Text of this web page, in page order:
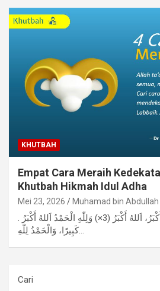
KHUTBAH
Empat Cara Meraih
Khutbah Hikmah Idul Adha
Mei 23, 2026 Muhamad bin
. اَللهُ. اَللهُ أَكْبَرُ، اَللهُ أَكْبَرُ، اَللهُ أَكْبَرُ (3×) وَلِلّٰهِ الْحَمْدُ اَللهُ أَكْبَرُ
كَبِيرًا، وَالْحَمْدُ لِلّٰهِ…
Cari